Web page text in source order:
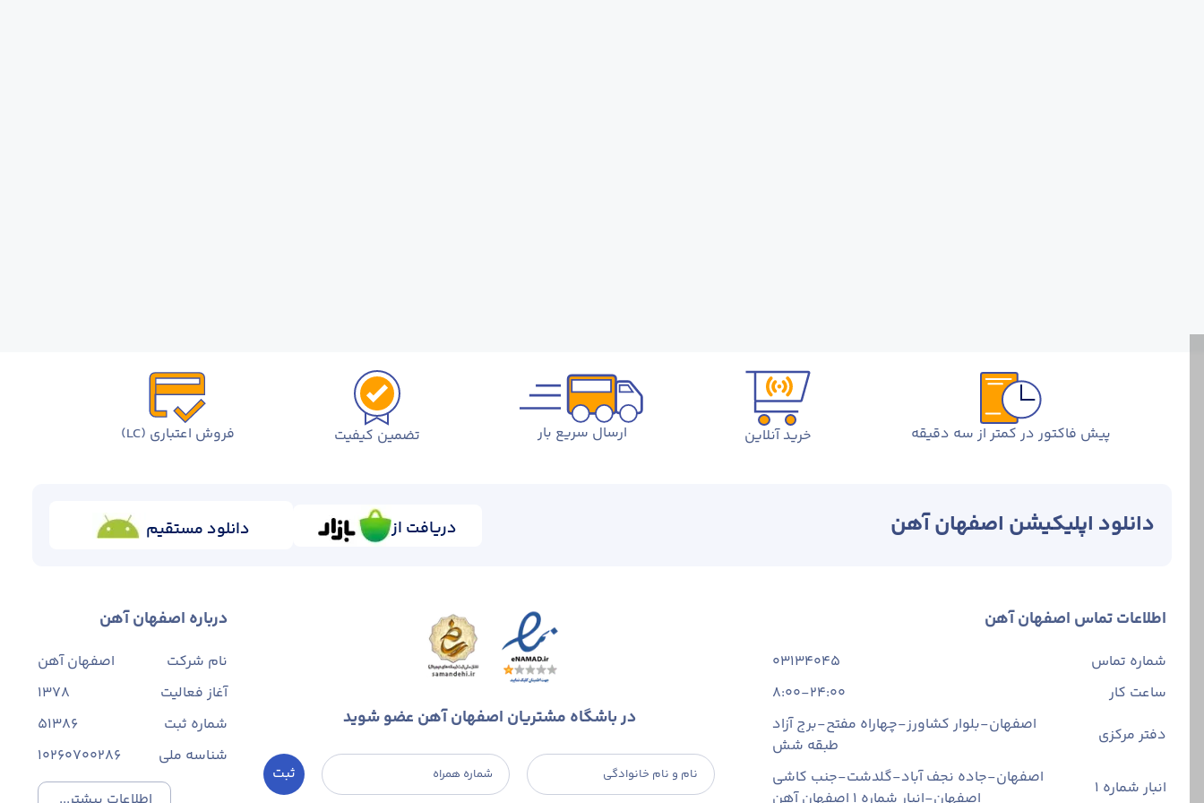
پیش فاکتور در کمتر از سه دقیقه خرید آنلاین ارسال سریع بار تضمین کیفیت فروش اعتباری (LC)
دانلود اپلیکیشن اصفهان آهن دریافت از دانلود مستقیم
اطلاعات تماس اصفهان آهن
شماره تماس
03134045
ساعت کار
8:00-24:00
دفتر مرکزی
اصفهان-بلوار کشاورز-چهاراه مفتح-برج آزاد
طبقه شش
انبار شماره 1
اصفهان-جاده نجف آباد-گلدشت-جنب کاشی
در باشگاه مشتریان اصفهان آهن عضو شوید
نام و نام خانوادگی شماره همراه ثبت
درباره اصفهان آهن
نام شرکت
اصفهان آهن
آغاز فعالیت
1378
شماره ثبت
۵۱۳۸۶
شناسه ملی
10260700286